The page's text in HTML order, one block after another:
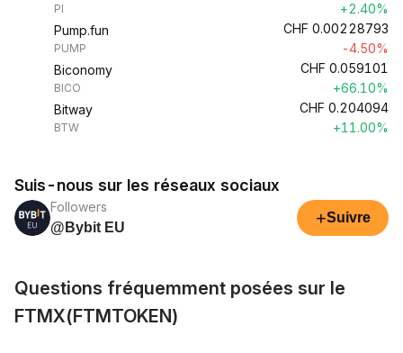
PI
+2.40%
Pump.fun
PUMP
CHF 0.00228793
-4.50%
Biconomy
BICO
CHF 0.059101
+66.10%
Bitway
BTW
CHF 0.204094
+11.00%
Suis-nous sur les réseaux sociaux
Followers
@Bybit EU
+Suivre
Questions fréquemment posées sur le
FTMX(FTMTOKEN)